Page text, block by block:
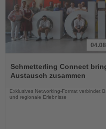
Sie
die
Schmetterling Connect
Austausch zusammen
Exklusives Networking-Format verbindet
und regionale Erlebnisse